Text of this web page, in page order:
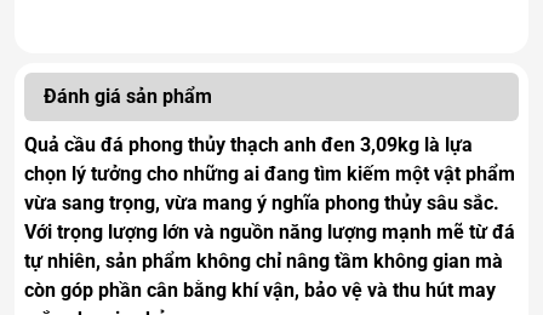
Đánh giá sản phẩm
Quả cầu đá phong thủy thạch anh đen 3,09kg là lựa
chọn lý tưởng cho những ai đang tìm kiếm một vật phẩm
vừa sang trọng, vừa mang ý nghĩa phong thủy sâu sắc.
Với trọng lượng lớn và nguồn năng lượng mạnh mẽ từ đá
tự nhiên, sản phẩm không chỉ nâng tầm không gian mà
còn góp phần cân bằng khí vận, bảo vệ và thu hút may